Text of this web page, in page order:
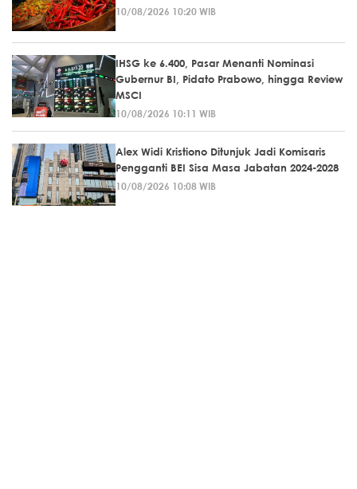
10/08/2026 10:20 WIB
IHSG ke 6.400, Pasar Menanti Nominasi
Gubernur BI, Pidato Prabowo, hingga Review
MSCI
10/08/2026 10:11 WIB
Alex Widi Kristiono Ditunjuk Jadi Komisaris
Pengganti BEI Sisa Masa Jabatan 2024-2028
10/08/2026 10:08 WIB